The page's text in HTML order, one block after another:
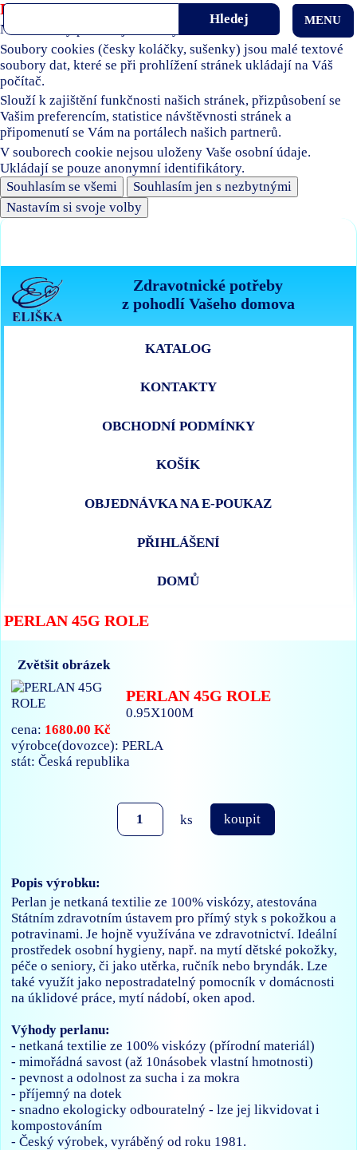
Používáme soubory cookies
Naše stránky používají soubory cookies.
Soubory cookies (česky koláčky, sušenky) jsou malé textové
soubory dat, které se při prohlížení stránek ukládají na Váš
počítač.
Slouží k zajištění funkčnosti našich stránek, přizpůsobení se
Vašim preferencím, statistice návštěvnosti stránek a
připomenutí se Vám na portálech našich partnerů.
V souborech cookie nejsou uloženy Vaše osobní údaje.
Ukládají se pouze anonymní identifikátory.
Souhlasím se všemi
Souhlasím jen s nezbytnými
Nastavím si svoje volby
Zdravotnické potřeby
z pohodlí Vašeho domova
MENU
KATALOG
KONTAKTY
OBCHODNÍ PODMÍNKY
KOŠÍK
OBJEDNÁVKA NA E-POUKAZ
PŘIHLÁŠENÍ
DOMŮ
PERLAN 45G ROLE
Zvětšit obrázek
PERLAN 45G ROLE
0.95X100M
cena: 1680.00 Kč
výrobce(dovozce): PERLA
stát: Česká republika
ks koupit
Popis výrobku:
Perlan je netkaná textilie ze 100% viskózy, atestována
Státním zdravotním ústavem pro přímý styk s pokožkou a
potravinami. Je hojně využívána ve zdravotnictví. Ideální
prostředek osobní hygieny, např. na mytí dětské pokožky,
péče o seniory, či jako utěrka, ručník nebo bryndák. Lze
také využít jako nepostradatelný pomocník v domácnosti
na úklidové práce, mytí nádobí, oken apod.
Výhody perlanu:
- netkaná textilie ze 100% viskózy (přírodní materiál)
- mimořádná savost (až 10násobek vlastní hmotnosti)
- pevnost a odolnost za sucha i za mokra
- příjemný na dotek
- snadno ekologicky odbouratelný - lze jej likvidovat i
kompostováním
- Český výrobek, vyráběný od roku 1981.